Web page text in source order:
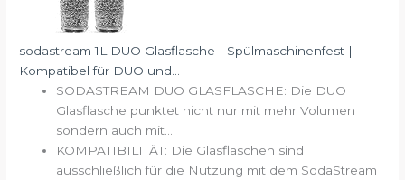
sodastream 1L DUO Glasflasche | Spülmaschinenfest |
Kompatibel für DUO und...
SODASTREAM DUO GLASFLASCHE: Die DUO
Glasflasche punktet nicht nur mit mehr Volumen
sondern auch mit...
KOMPATIBILITÄT: Die Glasflaschen sind
ausschließlich für die Nutzung mit dem SodaStream